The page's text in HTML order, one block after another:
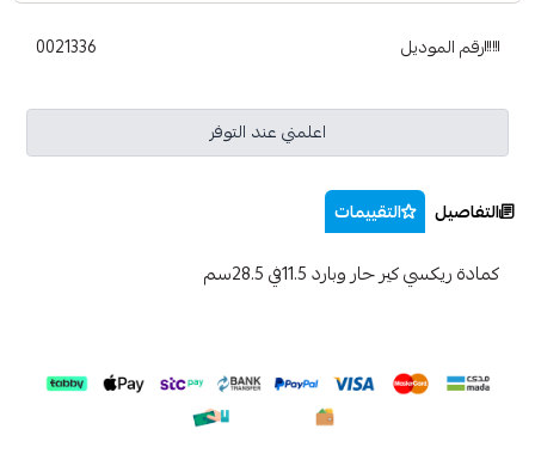
رقم الموديل 0021336
اعلمني عند التوفر
التفاصيل التقييمات
كمادة ريكسي كير حار وبارد 11.5في 28.5سم